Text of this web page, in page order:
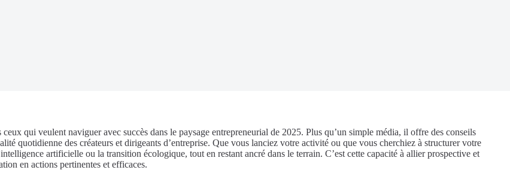
qui veulent naviguer avec succès dans le paysage entrepreneurial de 2025. Plus qu’un simple média, il offre des conseils
quotidienne des créateurs et dirigeants d’entreprise. Que vous lanciez votre activité ou que vous cherchiez à structurer votre
artificielle ou la transition écologique, tout en restant ancré dans le terrain. C’est cette capacité à allier prospective et
en actions pertinentes et efficaces.